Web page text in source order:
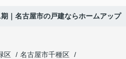
｜名古屋市の戸建ならホームアップ
区
名古屋市千種区